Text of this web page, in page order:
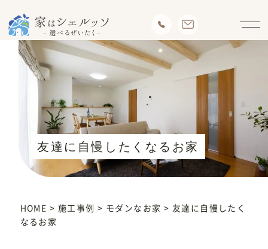
友達に自慢したくなるお家
HOME > 施工事例 > モダンなお家 > 友達に自慢したく
なるお家